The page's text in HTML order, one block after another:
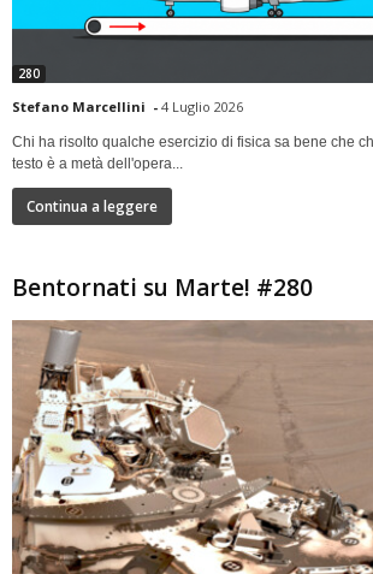
280
Stefano Marcellini - 4 Luglio 2026
Chi ha risolto qualche esercizio di fisica sa bene che
testo è a metà dell'opera...
Continua a leggere
Bentornati su Marte! #280